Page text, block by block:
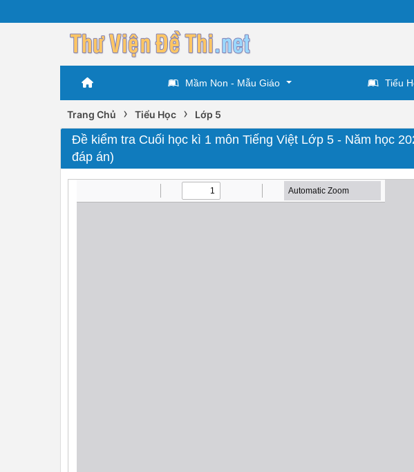
Mầm Non - Mẫu Giáo Tiểu
Trang Chủ › Tiểu Học › Lớp 5
Đề kiểm tra Cuối học kì 1 môn Tiếng Việt Lớp 5 - Năm học
đáp án)